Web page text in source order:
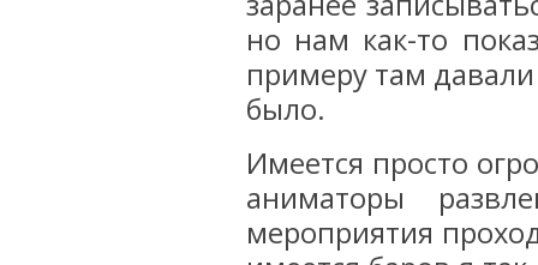
но нам как-то
примеру там давали
было.
Имеется просто
аниматоры
мероприятия